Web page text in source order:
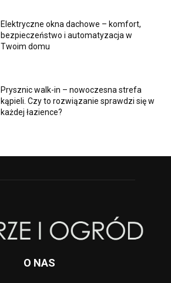
Elektryczne okna dachowe – komfort,
bezpieczeństwo i automatyzacja w
Twoim domu
Prysznic walk-in – nowoczesna strefa
kąpieli. Czy to rozwiązanie sprawdzi się w
każdej łazience?
O NAS